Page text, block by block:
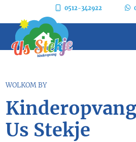
0512-342922
WOLKOM BY
Us Stekje